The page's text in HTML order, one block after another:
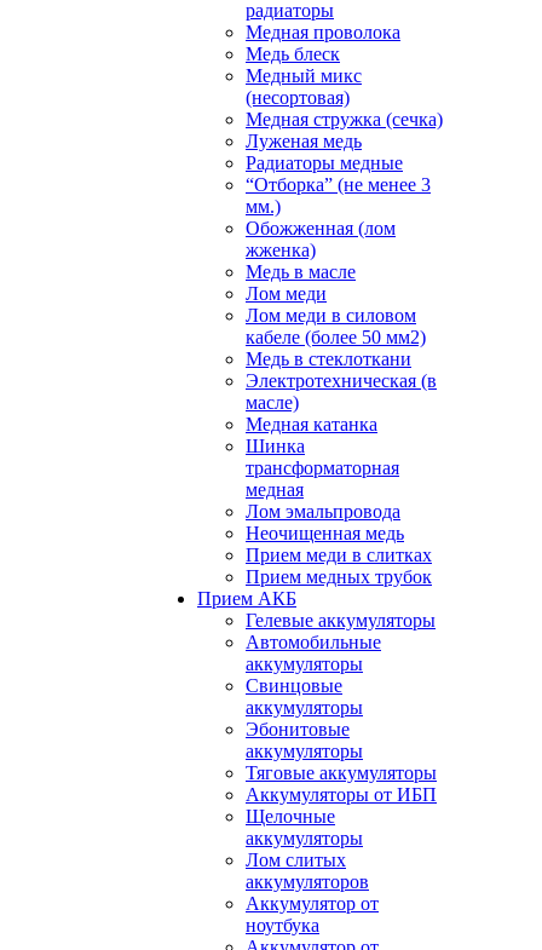
радиаторы
Медная проволока
Медь блеск
Медный микс
(несортовая)
Медная стружка (сечка)
Луженая медь
Радиаторы медные
“Отборка” (не менее 3
мм.)
Обожженная (лом
жженка)
Медь в масле
Лом меди
Лом меди в силовом
кабеле (более 50 мм2)
Медь в стеклоткани
Электротехническая (в
масле)
Медная катанка
Шинка
трансформаторная
медная
Лом эмальпровода
Неочищенная медь
Прием меди в слитках
Прием медных трубок
Прием АКБ
Гелевые аккумуляторы
Автомобильные
аккумуляторы
Свинцовые
аккумуляторы
Эбонитовые
аккумуляторы
Тяговые аккумуляторы
Аккумуляторы от ИБП
Щелочные
аккумуляторы
Лом слитых
аккумуляторов
Аккумулятор от
ноутбука